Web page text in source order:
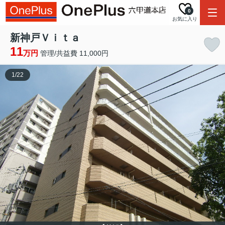
お気に入り
0
新神戸Ｖｉｔａ
11万円 管理/共益費 11,000円
1/22